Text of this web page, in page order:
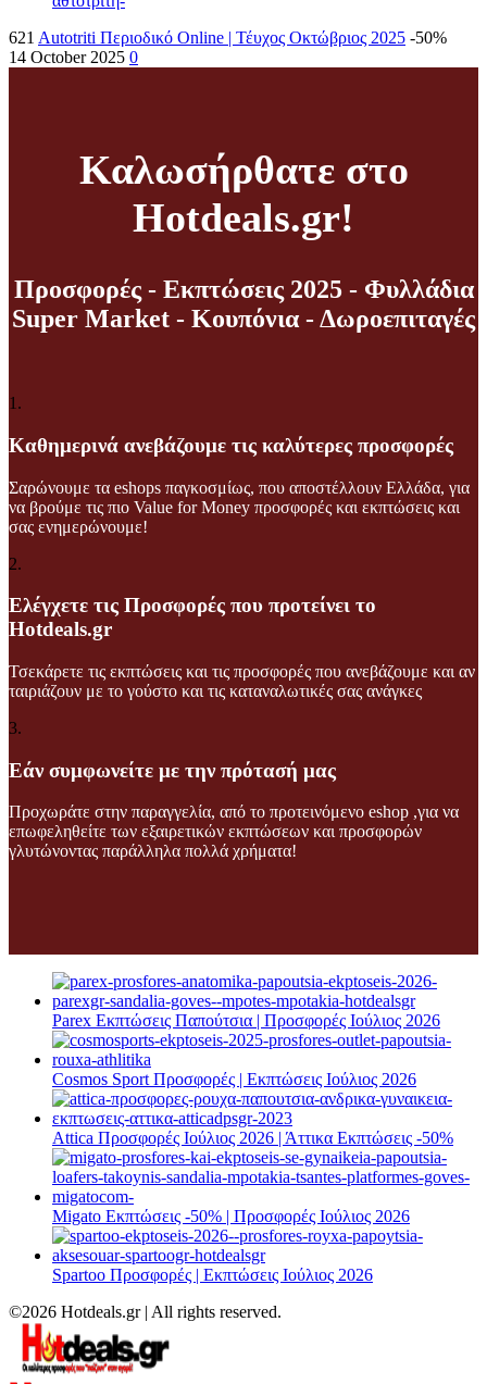
621 Autotriti Περιοδικό Online | Τέυχος Οκτώβριος 2025 -50%
14 October 2025 0
Καλωσήρθατε στο
Hotdeals.gr!
Προσφορές - Εκπτώσεις 2025 - Φυλλάδια
Super Market - Κουπόνια - Δωροεπιταγές
1.
Καθημερινά ανεβάζουμε τις καλύτερες προσφορές
Σαρώνουμε τα eshops παγκοσμίως, που αποστέλλουν Ελλάδα, για
να βρούμε τις πιο Value for Money προσφορές και εκπτώσεις και
σας ενημερώνουμε!
2.
Ελέγχετε τις Προσφορές που προτείνει το
Hotdeals.gr
Τσεκάρετε τις εκπτώσεις και τις προσφορές που ανεβάζουμε και αν
ταιριάζουν με το γούστο και τις καταναλωτικές σας ανάγκες
3.
Εάν συμφωνείτε με την πρότασή μας
Προχωράτε στην παραγγελία, από το προτεινόμενο eshop ,για να
επωφεληθείτε των εξαιρετικών εκπτώσεων και προσφορών
γλυτώνοντας παράλληλα πολλά χρήματα!
Parex Εκπτώσεις Παπούτσια | Προσφορές Ιούλιος 2026
Cosmos Sport Προσφορές | Εκπτώσεις Ιούλιος 2026
Attica Προσφορές Ιούλιος 2026 | Άττικα Εκπτώσεις -50%
Migato Εκπτώσεις -50% | Προσφορές Ιούλιος 2026
Spartoo Προσφορές | Εκπτώσεις Ιούλιος 2026
©2026 Hotdeals.gr | All rights reserved.